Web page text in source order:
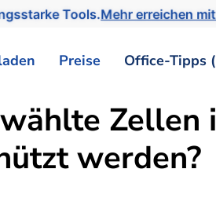
Tools.Mehr erreichen
Preise Office-Tipps
Zellen
werden?